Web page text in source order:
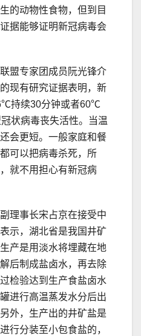
的动物性食物，但到目
据能够证明新冠病毒会
专家团成员阮光锋介
现有研究证据表明，新
持续30分钟或者60℃
状病毒丧失活性。当温
会更短。一般家庭和餐
可以把病毒杀死，所
就不用担心有新冠病
事长宋占京在接受中
示，湖北省是我国井矿
产是用淡水将埋藏在地
后制成盐卤水，再去除
检验达到生产食盐卤水
进行高温蒸发水分后出
外，生产出的井矿盐是
行分装至小包食盐的，